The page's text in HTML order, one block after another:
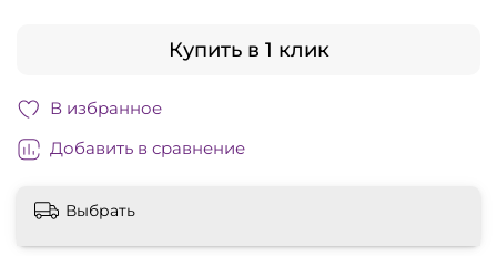
Купить в 1 клик
В избранное
Добавить в сравнение
Выбрать